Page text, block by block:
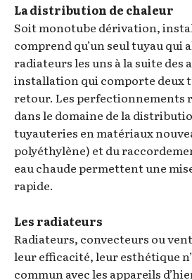
La distribution de chaleur
Soit monotube dérivation,
comprend qu’un seul tuyau qui
radiateurs les uns à la suite des
installation qui comporte deux
retour. Les perfectionnements
dans le domaine de la
tuyauteries en matériaux
polyéthylène) et du
eau chaude permettent une
rapide.
Les radiateurs
Radiateurs, convecteurs ou
leur efficacité, leur esthétique
commun avec les appareils